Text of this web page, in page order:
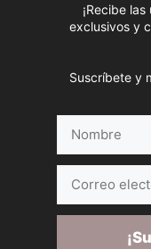
¡Recibe
exclusivos y
Suscríbete y
electrónico